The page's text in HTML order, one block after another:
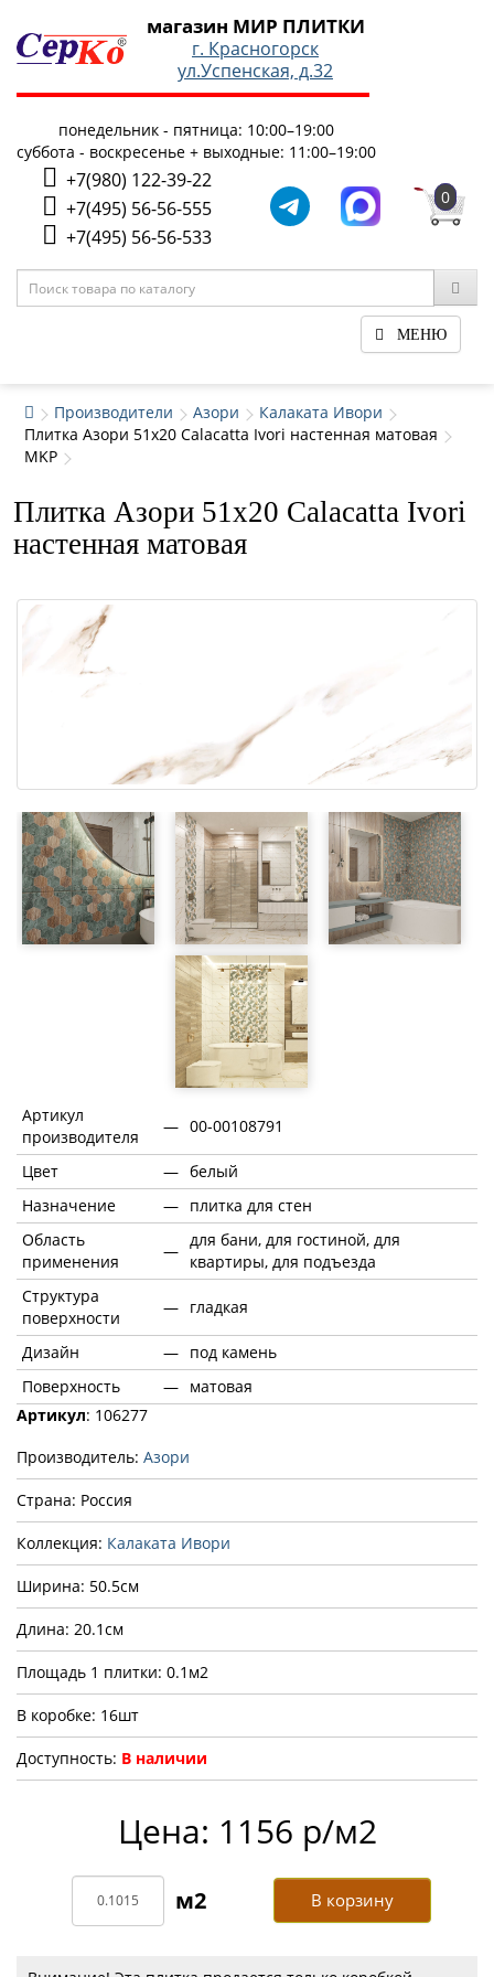
магазин МИР ПЛИТКИ
г. Красногорск
ул.Успенская, д.32
понедельник - пятница: 10:00–19:00
суббота - воскресенье + выходные: 11:00–19:00
+7(980) 122-39-22
+7(495) 56-56-555
+7(495) 56-56-533
0
МЕНЮ
Производители Азори
Калаката Ивори
Плитка Азори 51x20 Calacatta Ivori настенная матовая
MKP
Плитка Азори 51x20 Calacatta Ivori
настенная матовая
Артикул
производителя
— 00-00108791
Цвет — белый
Назначение
— плитка для стен
Область
применения
—
для бани, для гостиной, для
квартиры, для подъезда
Структура
поверхности
— гладкая
Дизайн — под камень
Поверхность
— матовая
Артикул: 106277
Производитель: Азори
Страна: Россия
Коллекция: Калаката Ивори
Ширина: 50.5см
Длина: 20.1см
Площадь 1 плитки: 0.1м2
В коробке: 16шт
Доступность: В наличии
Цена: 1156 р/м2
В корзину